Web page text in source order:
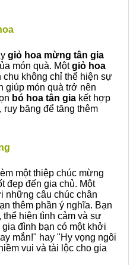
giỏ hoa mừng tân gia
món quà. Mộtgiỏ hoa
không chỉ thể hiện sự
giúp món quà trở nên
bó hoa tân gia kết hợp
băng để tăng thêm
một thiệp chúc mừng
đẹp đến gia chủ. Một
những câu chúc chân
thêm phần ý nghĩa. Bạn
hiện tình cảm và sự
đình bạn có một khởi
mắn!" hay "Hy vọng ngôi
vui và tài lộc cho gia